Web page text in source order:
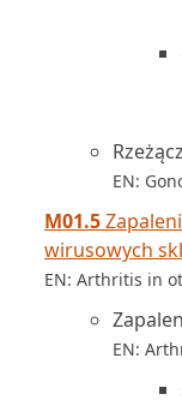
EN:
M01.5
wirusowych
EN: Arthritis in
EN: